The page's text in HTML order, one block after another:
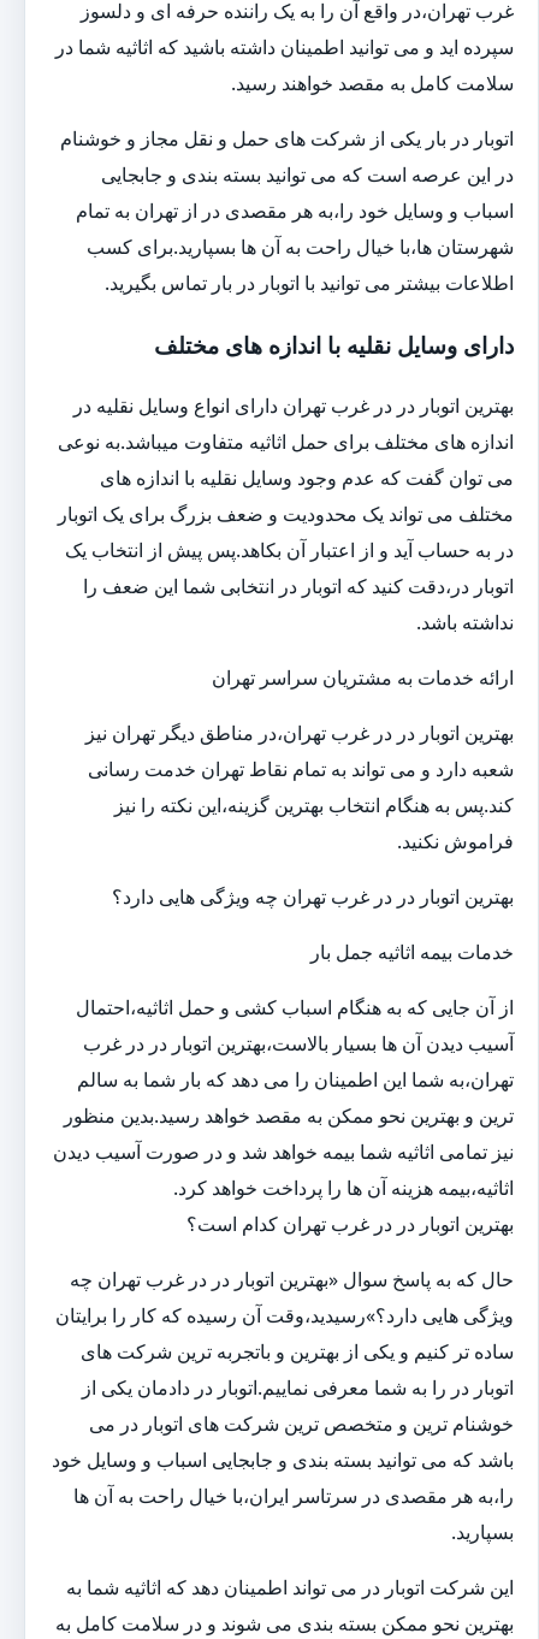
غرب تهران،در واقع آن را به یک راننده حرفه ای و دلسوز
سپرده اید و می توانید اطمینان داشته باشید که اثاثیه شما در
سلامت کامل به مقصد خواهند رسید.
اتوبار در بار یکی از شرکت های حمل و نقل مجاز و خوشنام
در این عرصه است که می توانید بسته بندی و جابجایی
اسباب و وسایل خود را،به هر مقصدی در از تهران به تمام
شهرستان ها،با خیال راحت به آن ها بسپارید.برای کسب
اطلاعات بیشتر می توانید با اتوبار در بار تماس بگیرید.
دارای وسایل نقلیه با اندازه های مختلف
بهترین اتوبار در در غرب تهران دارای انواع وسایل نقلیه در
اندازه های مختلف برای حمل اثاثیه متفاوت می‎باشد.به نوعی
می توان گفت که عدم وجود وسایل نقلیه با اندازه های
مختلف می تواند یک محدودیت و ضعف بزرگ برای یک اتوبار
در به حساب آید و از اعتبار آن بکاهد.پس پیش از انتخاب یک
اتوبار در،دقت کنید که اتوبار در انتخابی شما این ضعف را
نداشته باشد.
ارائه خدمات به مشتریان سراسر تهران
بهترین اتوبار در در غرب تهران،در مناطق دیگر تهران نیز
شعبه دارد و می تواند به تمام نقاط تهران خدمت رسانی
کند.پس به هنگام انتخاب بهترین گزینه،این نکته را نیز
فراموش نکنید.
بهترین اتوبار در در غرب تهران چه ویژگی هایی دارد؟
خدمات بیمه اثاثیه جمل بار
از آن جایی که به هنگام اسباب کشی و حمل اثاثیه،احتمال
آسیب دیدن آن ها بسیار بالاست،بهترین اتوبار در در غرب
تهران،به شما این اطمینان را می دهد که بار شما به سالم
ترین و بهترین نحو ممکن به مقصد خواهد رسید.بدین منظور
نیز تمامی اثاثیه شما بیمه خواهد شد و در صورت آسیب دیدن
اثاثیه،بیمه هزینه آن ها را پرداخت خواهد کرد.
بهترین اتوبار در در غرب تهران کدام است؟
حال که به پاسخ سوال «بهترین اتوبار در در غرب تهران چه
ویژگی هایی دارد؟»رسیدید،وقت آن رسیده که کار را برایتان
ساده تر کنیم و یکی از بهترین و باتجربه ترین شرکت های
اتوبار در را به شما معرفی نماییم.اتوبار در دادمان یکی از
خوشنام ترین و متخصص ترین شرکت های اتوبار در می
باشد که می توانید بسته بندی و جابجایی اسباب و وسایل خود
را،به هر مقصدی در سرتاسر ایران،با خیال راحت به آن ها
بسپارید.
این شرکت اتوبار در می تواند اطمینان دهد که اثاثیه شما به
بهترین نحو ممکن بسته بندی می شوند و در سلامت کامل به